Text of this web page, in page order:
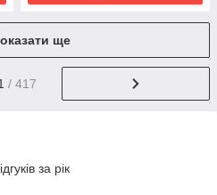
ще
/ 417
за рік